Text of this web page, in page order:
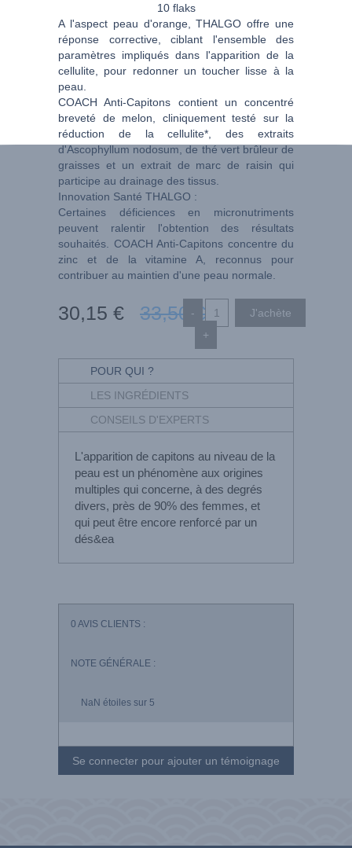
10 flaks
A l'aspect peau d'orange, THALGO offre une
réponse corrective, ciblant l'ensemble des
paramètres impliqués dans l'apparition de la
cellulite, pour redonner un toucher lisse à la
peau.
COACH Anti-Capitons contient un concentré
breveté de melon, cliniquement testé sur la
réduction de la cellulite*, des extraits
d'Ascophyllum nodosum, de thé vert brûleur de
graisses et un extrait de marc de raisin qui
participe au drainage des tissus.
Innovation Santé THALGO :
Certaines déficiences en micronutriments
peuvent ralentir l'obtention des résultats
souhaités. COACH Anti-Capitons concentre du
zinc et de la vitamine A, reconnus pour
contribuer au maintien d'une peau normale.
30,15 € 33,50 €
-
+
POUR QUI ?
LES INGRÉDIENTS
CONSEILS D'EXPERTS
L'apparition de capitons au niveau de la
peau est un phénomène aux origines
multiples qui concerne, à des degrés
divers, près de 90% des femmes, et
qui peut être encore renforcé par un
dés&ea
0 AVIS CLIENTS :
NOTE GÉNÉRALE :
NaN étoiles sur 5
Se connecter pour ajouter un témoignage